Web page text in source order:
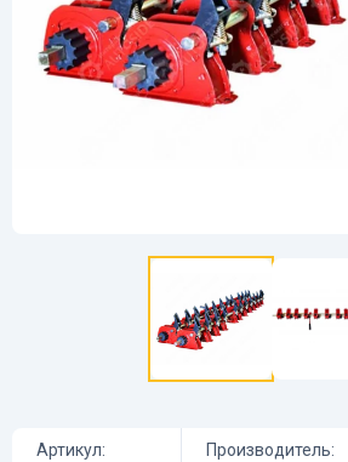
Артикул: Производитель: